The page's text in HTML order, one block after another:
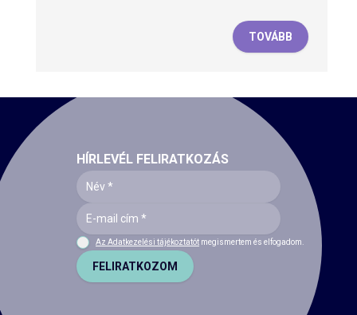
TOVÁBB
HÍRLEVÉL FELIRATKOZÁS
Az Adatkezelési tájékoztatót megismertem és elfogadom.
FELIRATKOZOM